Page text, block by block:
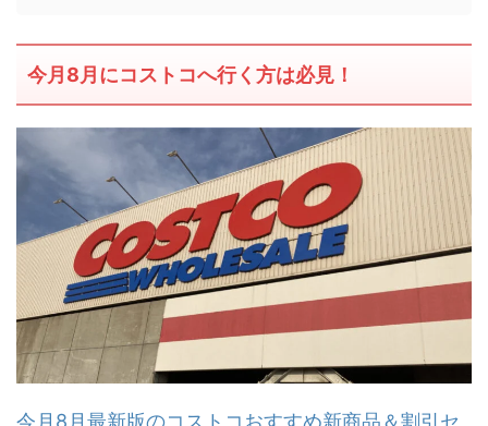
今月8月にコストコへ行く方は必見！
今月8月最新版のコストコおすすめ新商品＆割引セ